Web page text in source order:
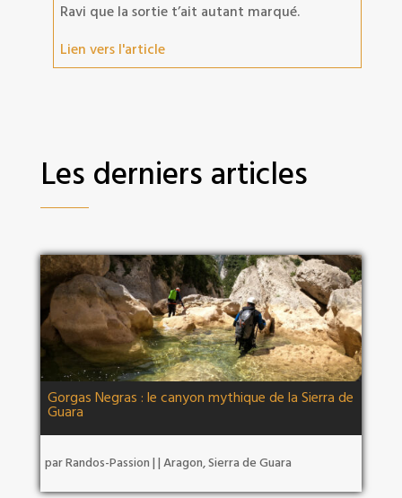
Ravi que la sortie t’ait autant marqué.
Lien vers l'article
Les derniers articles
Gorgas Negras : le canyon mythique de la Sierra de
Guara
parRandos-Passion | | Aragon,Sierra de Guara